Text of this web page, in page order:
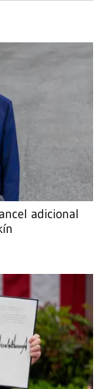
adicional